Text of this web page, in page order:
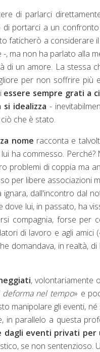
di parlarci
di portarci a un
faticherò a considerare
, ma non ha parlato alla
di un amore. La stessa
per non soffrire più
essere sempre grati a
si idealizza -
che è stato.
nome racconta e
ha commesso.
problemi di coppia ma
per libere associazioni
dall'incontro dal
dove lui, in passato, ha
compagnia, forse per
di lavoro e agli amici
domandava, in realtà,
, volontariamente
deforma nel tempo» e
manipolare gli eventi,
in parallelo a questa
eventi privati per
se non sentenzioso.